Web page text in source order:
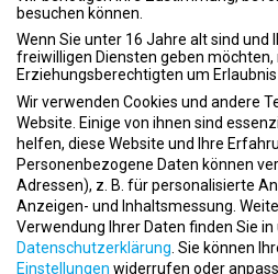
und Kreativität legt.
Karrierechancen: Vielfältige
persönlichen Weiterentwicklung
Work-Live-Balance
Urlaubsgestaltungen.
Vergütung: Ein faires Gehalt
Weiterbildung
: Regelmäßige
Fortbildungsangebote.
Unsere Erwartungen
Flexibilität: Bereitschaft an
besuchen können.
Wenn Sie unter 16 Jahre alt sind und
freiwilligen Diensten geben möchten,
Erziehungsberechtigten um Erlaubnis
Wir verwenden Cookies und andere
Website. Einige von ihnen sind
helfen, diese Website und Ihre
Personenbezogene Daten können
Adressen), z. B. für personalisierte
Anzeigen- und Inhaltsmessung.
Verwendung Ihrer Daten finden Sie in
Datenschutzerklärung. Sie können
Einstellungen widerrufen oder